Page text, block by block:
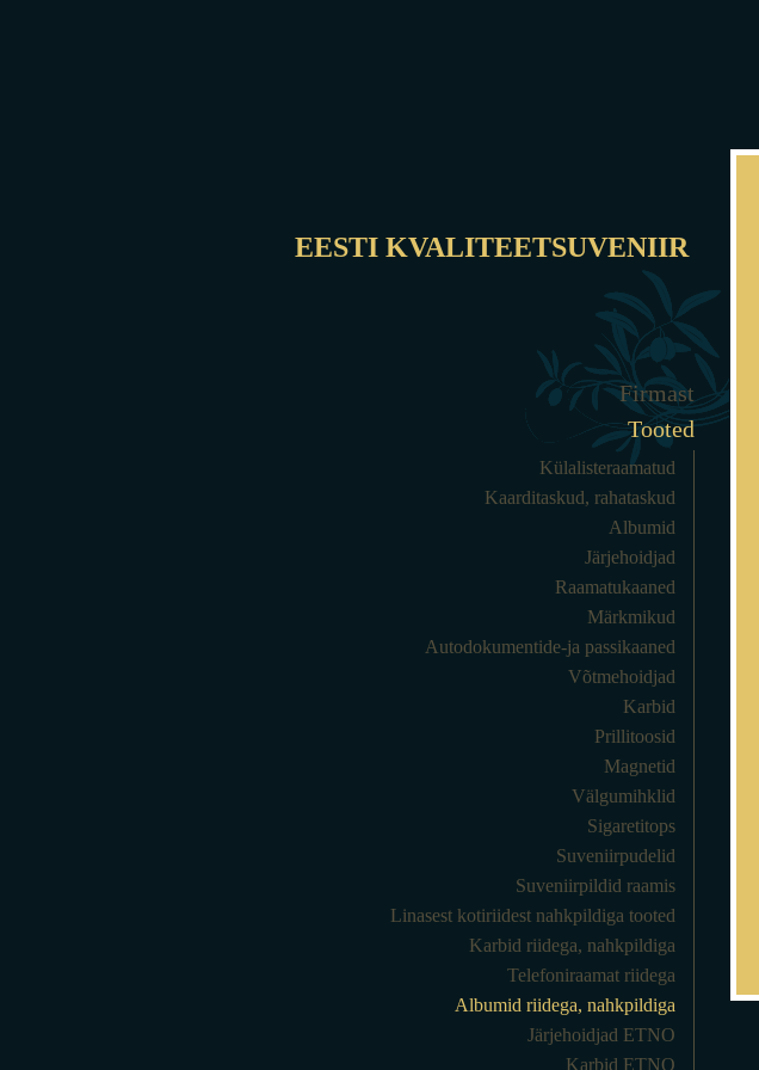
EESTI KVALITEETSUVENIIR
Firmast
Tooted
Külalisteraamatud
Kaarditaskud, rahataskud
Albumid
Järjehoidjad
Raamatukaaned
Märkmikud
Autodokumentide-ja passikaaned
Võtmehoidjad
Karbid
Prillitoosid
Magnetid
Välgumihklid
Sigaretitops
Suveniirpudelid
Suveniirpildid raamis
Linasest kotiriidest nahkpildiga tooted
Karbid riidega, nahkpildiga
Telefoniraamat riidega
Albumid riidega, nahkpildiga
Järjehoidjad ETNO
Karbid ETNO